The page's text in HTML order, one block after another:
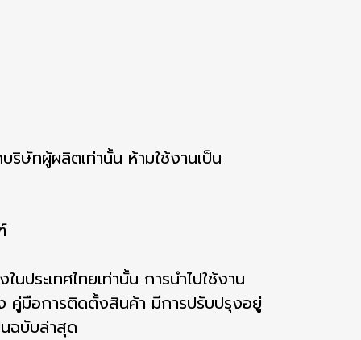
ษัทผู้ผลิตเท่านั้น ห้ามใช้งานเป็น
ระเทศไทยเท่านั้น การนำไปใช้งาน
คู่มือการติดตั้งสินค้า มีการปรับปรุงอยู่
ฉบับล่าสุด